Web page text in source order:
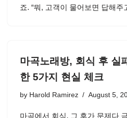
죠. “뭐, 고객이 물어보면 답해
마곡노래방, 회식 후 실
한 5가지 현실 체크
by Harold Ramirez August 5,
마곡에서 회식, 그 후가 문제다